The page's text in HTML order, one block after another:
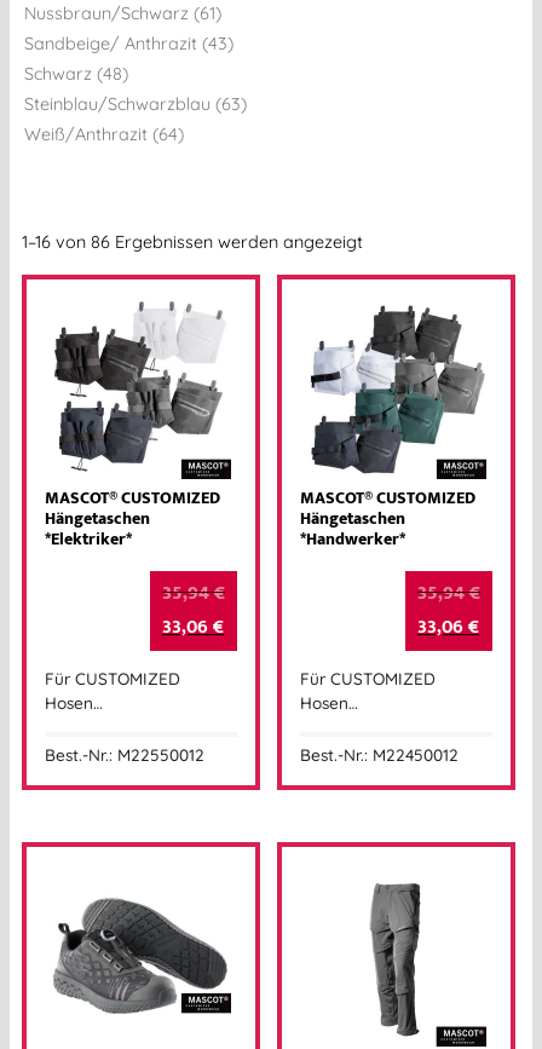
Nussbraun/Schwarz (61)
Sandbeige/ Anthrazit (43)
Schwarz (48)
Steinblau/Schwarzblau (63)
Weiß/Anthrazit (64)
1–16 von 86 Ergebnissen werden angezeigt
MASCOT® CUSTOMIZED
Hängetaschen
*Elektriker*
35,94€
33,06€
Für CUSTOMIZED
Hosen…
Best.-Nr.: M22550012
MASCOT® CUSTOMIZED
Hängetaschen
*Handwerker*
35,94€
33,06€
Für CUSTOMIZED
Hosen…
Best.-Nr.: M22450012